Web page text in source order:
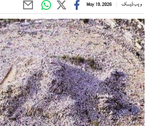
ویب ڈیسک May 19, 2026